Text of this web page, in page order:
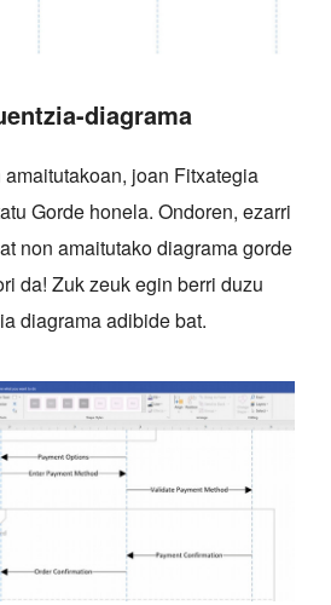
diagrama
joan Fitxategia
Gorde honela. Ondoren, ezarri
non amaitutako diagrama gorde
da! Zuk zeuk egin berri duzu
diagrama adibide bat.